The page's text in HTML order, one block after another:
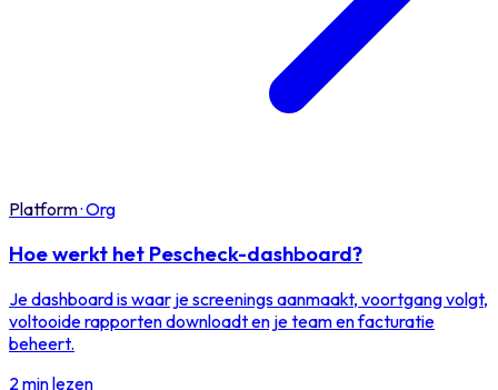
Platform·Org
Hoe werkt het Pescheck-dashboard?
Je dashboard is waar je screenings aanmaakt, voortgang volgt,
voltooide rapporten downloadt en je team en facturatie
beheert.
2 min lezen